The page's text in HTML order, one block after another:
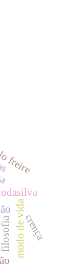
filosofiamodo de vidacrença